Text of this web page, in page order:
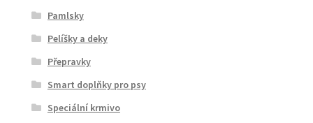
Pamlsky
Pelíšky a deky
Přepravky
Smart doplňky pro psy
Speciální krmivo